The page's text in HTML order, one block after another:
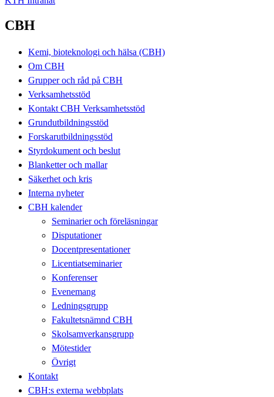
CBH
Kemi, bioteknologi och hälsa (CBH)
Om CBH
Grupper och råd på CBH
Verksamhetsstöd
Kontakt CBH Verksamhetsstöd
Grundutbildningsstöd
Forskarutbildningsstöd
Styrdokument och beslut
Blanketter och mallar
Säkerhet och kris
Interna nyheter
CBH kalender
Seminarier och föreläsningar
Disputationer
Docentpresentationer
Licentiatseminarier
Konferenser
Evenemang
Ledningsgrupp
Fakultetsnämnd CBH
Skolsamverkansgrupp
Mötestider
Övrigt
Kontakt
CBH:s externa webbplats